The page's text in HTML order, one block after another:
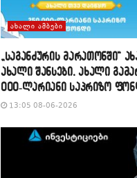
ᲐᲮᲐᲚᲘ ᲐᲛᲑᲔᲑᲘ
„საგანძურის მარათონში“
ახალი შანსები, ახალი
000-ლარიანი საპრიზო
13:05 08-06-2026